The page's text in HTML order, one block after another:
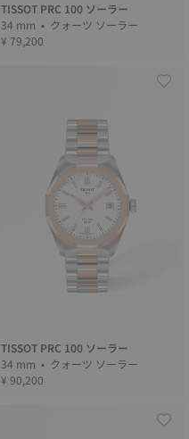
TISSOT PRC 100 ソーラー
34 mm • クォーツ ソーラー
¥ 79,200
TISSOT PRC 100 ソーラー
34 mm • クォーツ ソーラー
¥ 90,200